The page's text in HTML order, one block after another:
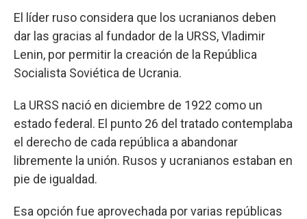
El líder ruso considera que los ucranianos deben
dar las gracias al fundador de la URSS, Vladimir
Lenin, por permitir la creación de la República
Socialista Soviética de Ucrania.
La URSS nació en diciembre de 1922 como un
estado federal. El punto 26 del tratado contemplaba
el derecho de cada república a abandonar
libremente la unión. Rusos y ucranianos estaban en
pie de igualdad.
Esa opción fue aprovechada por varias repúblicas